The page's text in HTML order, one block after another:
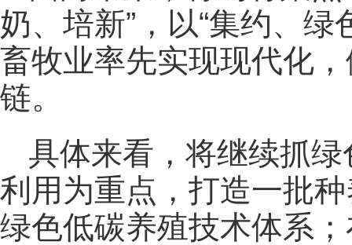
奶、培新”，以“集约、
畜牧业率先实现现代化
链。
具体来看，将继续抓
利用为重点，打造一批
绿色低碳养殖技术体系